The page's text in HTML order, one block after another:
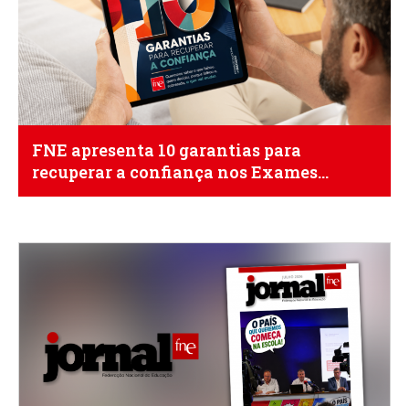
FNE apresenta 10 garantias para
recuperar a confiança nos Exames
Nacionais de 2027